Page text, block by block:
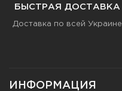
БЫСТРАЯ ДОСТАВКА
Доставка по всей Украине
ИНФОРМАЦИЯ